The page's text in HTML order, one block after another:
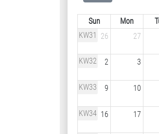
Sun Mon
KW31
26 27
KW32 2 3
KW33 9 10
KW34 16 17